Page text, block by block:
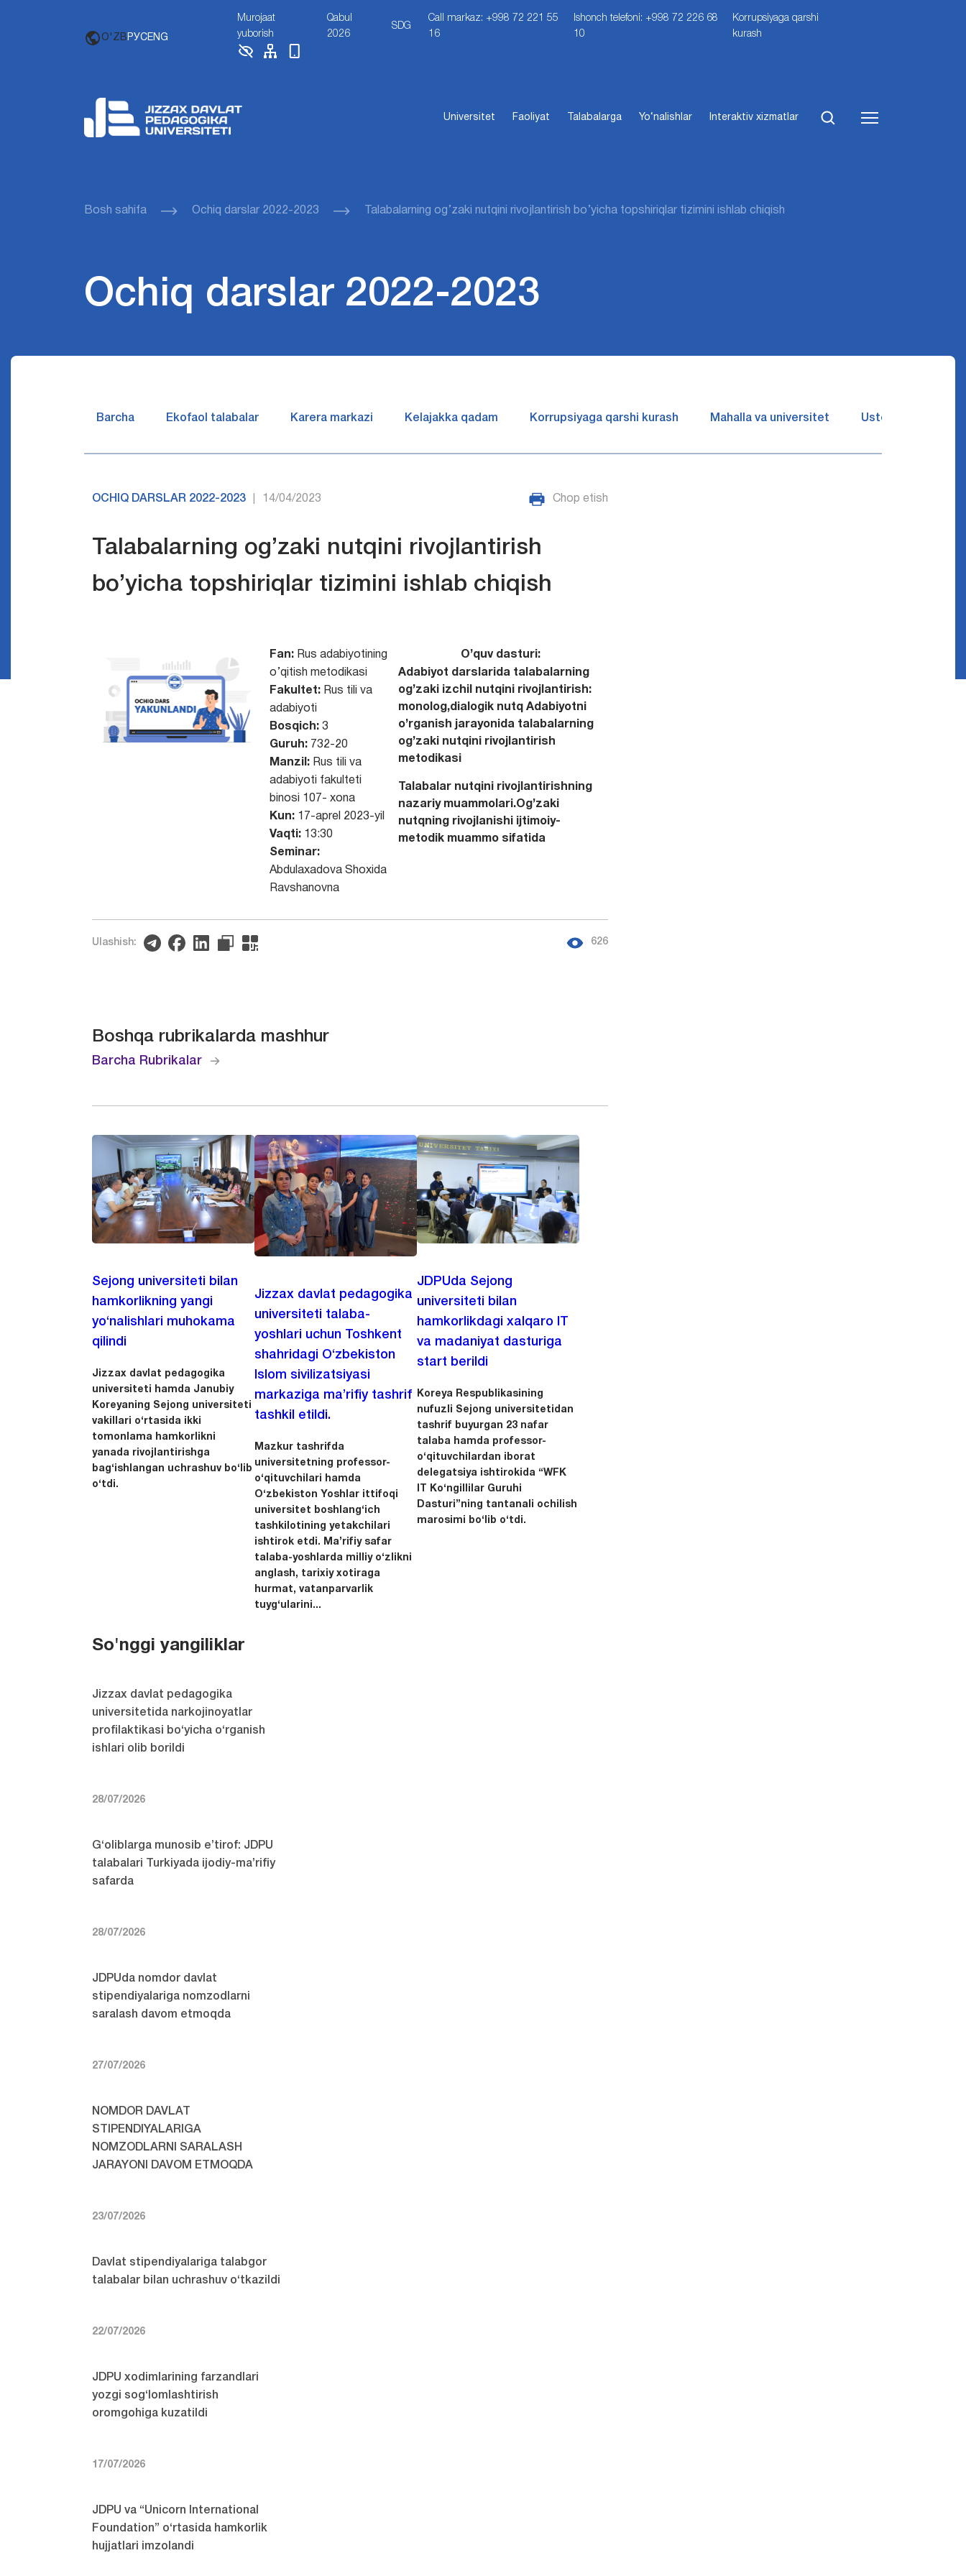
O'ZB РУСENG
Murojaat
yuborish
Qabul
2026
SDG
Call markaz: +998 72 221 55
16
Ishonch telefoni: +998 72 226 68
10
Korrupsiyaga qarshi
kurash
Universitet Faoliyat Talabalarga Yo‘nalishlar Interaktiv xizmatlar
Bosh sahifa Ochiq darslar 2022-2023 Talabalarning og’zaki nutqini rivojlantirish bo’yicha topshiriqlar tizimini ishlab chiqish
Ochiq darslar 2022-2023
Barcha Ekofaol talabalar Karera markazi Kelajakka qadam Korrupsiyaga qarshi kurash Mahalla va universitet Ustozlar suhbatin
OCHIQ DARSLAR 2022-2023 14/04/2023 Chop etish
Talabalarning og’zaki nutqini rivojlantirish
bo’yicha topshiriqlar tizimini ishlab chiqish
Fan: Rus adabiyotining
o’qitish metodikasi
Fakultet:Rus tili va
adabiyoti
Bosqich:3
Guruh:732-20
Manzil:Rus tili va
adabiyoti fakulteti
binosi 107- xona
Kun: 17-aprel 2023-yil
Vaqti:13:30
Seminar:
Abdulaxadova Shoxida
Ravshanovna
O’quv dasturi:
Adabiyot darslarida talabalarning
og’zaki izchil nutqini rivojlantirish:
monolog,dialogik nutq Adabiyotni
o’rganish jarayonida talabalarning
og’zaki nutqini rivojlantirish
metodikasi
Talabalar nutqini rivojlantirishning
nazariy muammolari.Og’zaki
nutqning rivojlanishi ijtimoiy-
metodik muammo sifatida
Ulashish: 626
Boshqa rubrikalarda mashhur
Barcha Rubrikalar
Sejong universiteti bilan
hamkorlikning yangi
yo‘nalishlari muhokama
qilindi
Jizzax davlat pedagogika
universiteti hamda Janubiy
Koreyaning Sejong universiteti
vakillari o‘rtasida ikki
tomonlama hamkorlikni
yanada rivojlantirishga
bag‘ishlangan uchrashuv bo‘lib
o‘tdi.
Jizzax davlat pedagogika
universiteti talaba-
yoshlari uchun Toshkent
shahridagi O‘zbekiston
Islom sivilizatsiyasi
markaziga ma’rifiy tashrif
tashkil etildi.
Mazkur tashrifda
universitetning professor-
o‘qituvchilari hamda
O‘zbekiston Yoshlar ittifoqi
universitet boshlang‘ich
tashkilotining yetakchilari
ishtirok etdi. Ma’rifiy safar
talaba-yoshlarda milliy o‘zlikni
anglash, tarixiy xotiraga
hurmat, vatanparvarlik
tuyg‘ularini...
JDPUda Sejong
universiteti bilan
hamkorlikdagi xalqaro IT
va madaniyat dasturiga
start berildi
Koreya Respublikasining
nufuzli Sejong universitetidan
tashrif buyurgan 23 nafar
talaba hamda professor-
o‘qituvchilardan iborat
delegatsiya ishtirokida “WFK
IT Ko‘ngillilar Guruhi
Dasturi”ning tantanali ochilish
marosimi bo‘lib o‘tdi.
So'nggi yangiliklar
Jizzax davlat pedagogika
universitetida narkojinoyatlar
profilaktikasi bo‘yicha o‘rganish
ishlari olib borildi
28/07/2026
G‘oliblarga munosib e’tirof: JDPU
talabalari Turkiyada ijodiy-ma’rifiy
safarda
28/07/2026
JDPUda nomdor davlat
stipendiyalariga nomzodlarni
saralash davom etmoqda
27/07/2026
NOMDOR DAVLAT
STIPENDIYALARIGA
NOMZODLARNI SARALASH
JARAYONI DAVOM ETMOQDA
23/07/2026
Davlat stipendiyalariga talabgor
talabalar bilan uchrashuv o‘tkazildi
22/07/2026
JDPU xodimlarining farzandlari
yozgi sog‘lomlashtirish
oromgohiga kuzatildi
17/07/2026
JDPU va “Unicorn International
Foundation” o‘rtasida hamkorlik
hujjatlari imzolandi